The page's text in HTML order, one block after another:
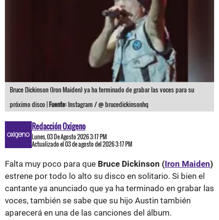
Bruce Dickinson (Iron Maiden) ya ha terminado de grabar las voces para su
próximo disco |Fuente: Instagram / @ brucedickinsonhq
Redacción Oxigeno
Lunes, 03 De Agosto 2026 3:17 PM
Actualizado el 03 de agosto del 2026 3:17 PM
Falta muy poco para que Bruce Dickinson (Iron Maiden)
estrene por todo lo alto su disco en solitario. Si bien el
cantante ya anunciado que ya ha terminado en grabar las
voces, también se sabe que su hijo Austin también
aparecerá en una de las canciones del álbum.